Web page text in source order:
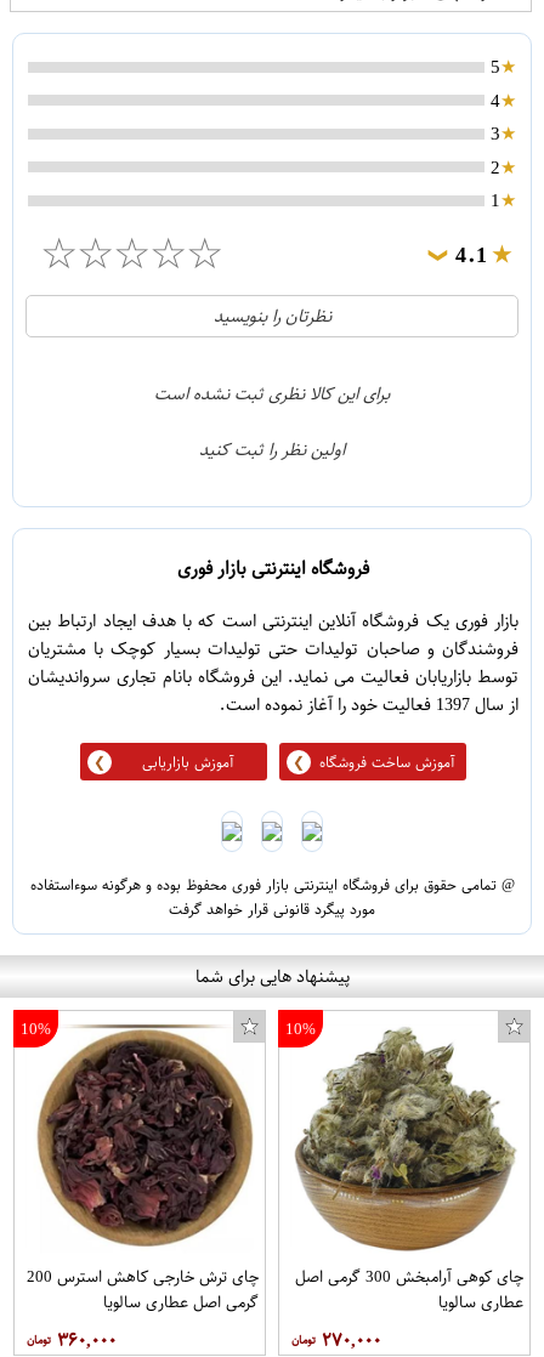
5
4
3
2
1
4.1
❯
☆
☆
☆
☆
☆
21
1
نظرتان را بنویسید
برای این کالا نظری ثبت نشده است
اولین نظر را ثبت کنید
فروشگاه اینترنتی بازار فوری
بازار فوری یک فروشگاه آنلاین اینترنتی است که با هدف ایجاد ارتباط بین
فروشندگان و صاحبان تولیدات حتی تولیدات بسیار کوچک با مشتریان
توسط بازاریابان فعالیت می نماید. این فروشگاه بانام تجاری سرواندیشان
از سال 1397 فعالیت خود را آغاز نموده است.
آموزش ساخت فروشگاه آموزش بازاریابی
@ تمامی حقوق برای فروشگاه اینترنتی بازار فوری محفوظ بوده و هرگونه سوءاستفاده
مورد پیگرد قانونی قرار خواهد گرفت
پیشنهاد هایی برای شما
10%
چای کوهی آرامبخش 300 گرمی اصل
عطاری سالویا
۲۷۰,۰۰۰
10%
چای ترش خارجی کاهش استرس 200
گرمی اصل عطاری سالویا
۳۶۰,۰۰۰